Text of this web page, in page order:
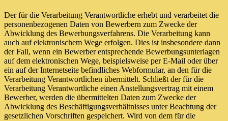
Der für die Verarbeitung Verantwortliche erhebt und verarbeitet die
personenbezogenen Daten von Bewerbern zum Zwecke der
Abwicklung des Bewerbungsverfahrens. Die Verarbeitung kann
auch auf elektronischem Wege erfolgen. Dies ist insbesondere dann
der Fall, wenn ein Bewerber entsprechende Bewerbungsunterlagen
auf dem elektronischen Wege, beispielsweise per E-Mail oder über
ein auf der Internetseite befindliches Webformular, an den für die
Verarbeitung Verantwortlichen übermittelt. Schließt der für die
Verarbeitung Verantwortliche einen Anstellungsvertrag mit einem
Bewerber, werden die übermittelten Daten zum Zwecke der
Abwicklung des Beschäftigungsverhältnisses unter Beachtung der
gesetzlichen Vorschriften gespeichert. Wird von dem für die